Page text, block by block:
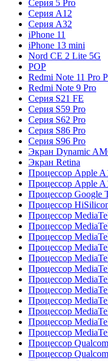
Серия 5 Pro
Серия A12
Серия A32
iPhone 11
iPhone 13 mini
Nord CE 2 Lite 5G
POP
Redmi Note 11 Pro
Redmi Note 9 Pro
Серия S21 FE
Серия S59 Pro
Серия S62 Pro
Серия S86 Pro
Серия S96 Pro
Экран Dynamic
Экран Retina
Процессор Apple
Процессор Apple
Процессор Google
Процессор
Процессор
Процессор
Процессор
Процессор
Процессор
Процессор
Процессор
Процессор
Процессор
Процессор
Процессор
Процессор
Процессор
Процессор